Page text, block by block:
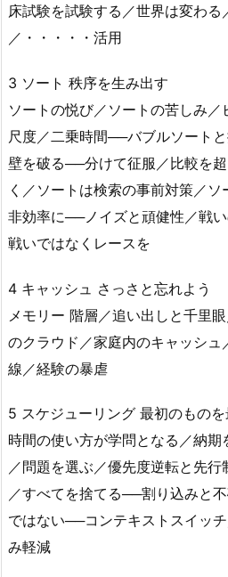
床試験を試験する／世界は変わる
／・・・・・活用
3 ソート 秩序を生み出す
ソートの悦び／ソートの苦しみ
尺度／二乗時間──バブルソート
壁を破る──分けて征服／比較を
く／ソートは検索の事前対策／
非効率に──ノイズと頑健性／戦
戦いではなくレースを
4 キャッシュ さっさと忘れよう
メモリー 階層／追い出しと千里
のクラウド／家庭内のキャッシュ
線／経験の暴虐
5 スケジューリング 最初のもの
時間の使い方が学問となる／納期
／問題を選ぶ／優先度逆転と先
／すべてを捨てる──割り込みと
ではない──コンテキストスイッ
み軽減